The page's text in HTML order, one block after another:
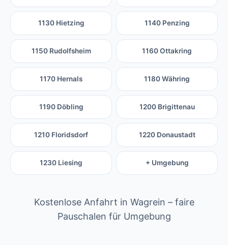
1130 Hietzing 1140 Penzing
1150 Rudolfsheim 1160 Ottakring
1170 Hernals 1180 Währing
1190 Döbling 1200 Brigittenau
1210 Floridsdorf 1220 Donaustadt
1230 Liesing + Umgebung
Kostenlose Anfahrt in Wagrein – faire
Pauschalen für Umgebung